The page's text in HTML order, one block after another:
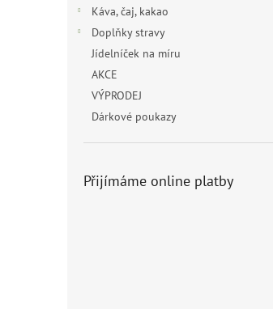
Káva, čaj, kakao
Doplňky stravy
Jídelníček na míru
AKCE
VÝPRODEJ
Dárkové poukazy
Přijímáme online platby